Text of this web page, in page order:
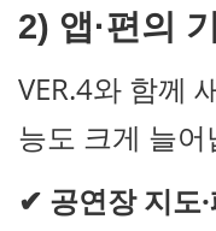
2) 앱·편의
VER.4와 함께
능도 크게 늘어
✔ 공연장 지도